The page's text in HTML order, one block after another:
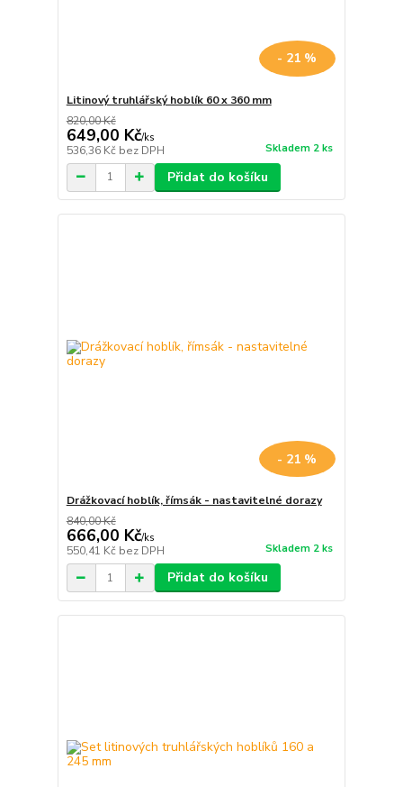
- 21 %
Litinový truhlářský hoblík 60 x 360 mm
820,00 Kč
649,00 Kč/ks
536,36 Kč bez DPH Skladem 2 ks
Přidat do košíku
- 21 %
Drážkovací hoblík, římsák - nastavitelné dorazy
840,00 Kč
666,00 Kč/ks
550,41 Kč bez DPH Skladem 2 ks
Přidat do košíku